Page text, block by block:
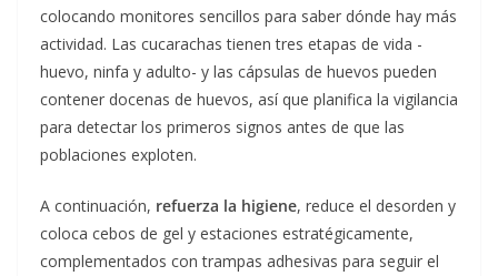
colocando monitores sencillos para saber dónde hay más
actividad. Las cucarachas tienen tres etapas de vida -
huevo, ninfa y adulto- y las cápsulas de huevos pueden
contener docenas de huevos, así que planifica la vigilancia
para detectar los primeros signos antes de que las
poblaciones exploten.
A continuación, refuerza la higiene, reduce el desorden y
coloca cebos de gel y estaciones estratégicamente,
complementados con trampas adhesivas para seguir el